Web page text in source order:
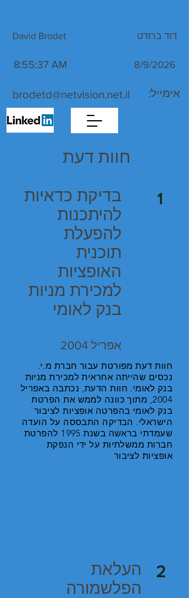
דוד ברודט David Brodet
brodetd@netvision.net.il :אימייל
8/9/2026
8:55:37 AM
חוות דעת
בדיקת כדאיות
להיתכנות
להפעלת
תוכנית
האופציות
למכירת מניות
בנק לאומי
1
אפריל 2004
חוות דעת מפורטת עבור חברת מ.י.
נכסים שהייתה אחראית למכירת מניות
בנק לאומי. חוות הדעת, נכתבה באפריל
2004, מתוך כוונה לממש את הפרטת
בנק לאומי בהפרטה אופציות לציבור
הישראלי. הבדיקה התבססה על הועדה
שעמדתי בראשה בשנת 1995 להפרטת
חברות ממשלתיות על ידי הנפקת
אופציות לציבור
העלאת
הפלשמורה
2